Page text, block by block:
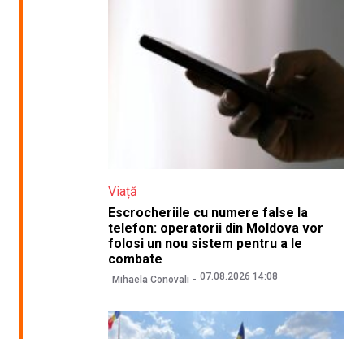
Viață
Escrocheriile cu numere false la
telefon: operatorii din Moldova vor
folosi un nou sistem pentru a le
combate
Mihaela Conovali 07.08.2026 14:08